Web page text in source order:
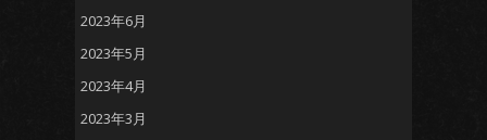
2023年6月
2023年5月
2023年4月
2023年3月